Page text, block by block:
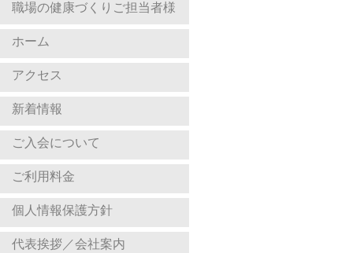
職場の健康づくりご担当者様
ホーム
アクセス
新着情報
ご入会について
ご利用料金
個人情報保護方針
代表挨拶／会社案内